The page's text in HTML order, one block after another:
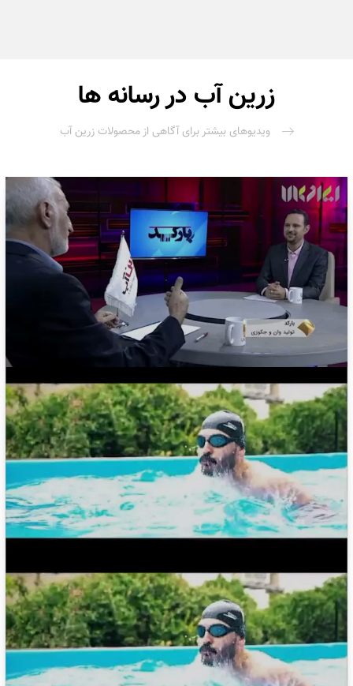
زرین آب در رسانه ها
ویدیوهای بیشتر برای آگاهی از محصولات زرین آب